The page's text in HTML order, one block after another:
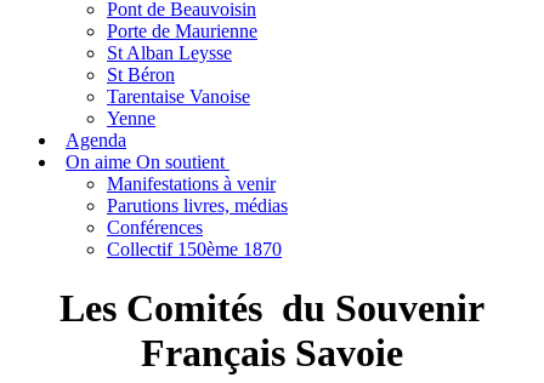
Pont de Beauvoisin
Porte de Maurienne
St Alban Leysse
St Béron
Tarentaise Vanoise
Yenne
Agenda
On aime On soutient
Manifestations à venir
Parutions livres, médias
Conférences
Collectif 150ème 1870
Les Comités du Souvenir
Français Savoie